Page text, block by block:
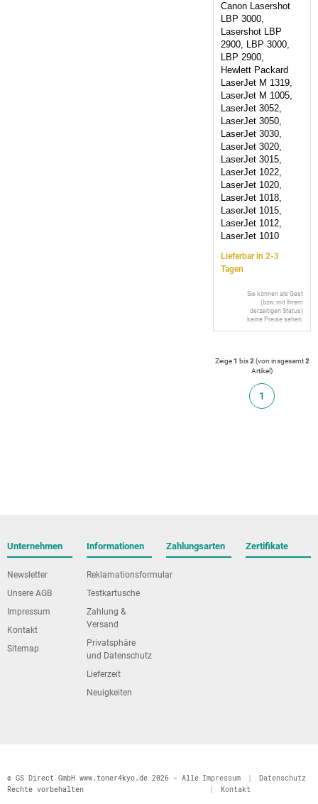
Canon Lasershot
LBP 3000,
Lasershot LBP
2900, LBP 3000,
LBP 2900,
Hewlett Packard
LaserJet M 1319,
LaserJet M 1005,
LaserJet 3052,
LaserJet 3050,
LaserJet 3030,
LaserJet 3020,
LaserJet 3015,
LaserJet 1022,
LaserJet 1020,
LaserJet 1018,
LaserJet 1015,
LaserJet 1012,
LaserJet 1010
Lieferbar in 2-3
Tagen
Sie können als Gast
(bzw. mit Ihrem
derzeitigen Status)
keine Preise sehen.
Zeige1 bis2(von insgesamt2
Artikel)
1
Unternehmen
Newsletter
Unsere AGB
Impressum
Kontakt
Sitemap
Informationen
Reklamationsformular
Testkartusche
Zahlung &
Versand
Privatsphäre
und Datenschutz
Lieferzeit
Neuigkeiten
Zahlungsarten Zertifikate
© GS Direct GmbH www.toner4kyo.de 2026 - Alle
Rechte vorbehalten
Impressum
Datenschutz
Kontakt